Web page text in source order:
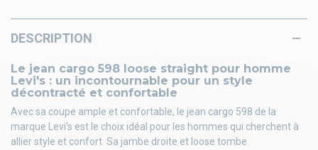
DESCRIPTION
Le jean cargo 598 loose straight pour homme
Levi's : un incontournable pour un style
décontracté et confortable
Avec sa coupe ample et confortable, le jean cargo 598 de la
marque Levi's est le choix idéal pour les hommes qui cherchent à
allier style et confort. Sa jambe droite et loose tombe